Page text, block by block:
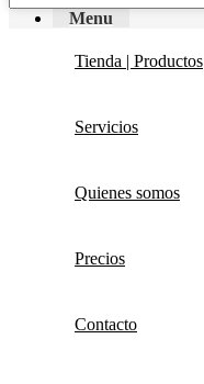
Menu
Tienda | Productos
Servicios
Quienes somos
Precios
Contacto